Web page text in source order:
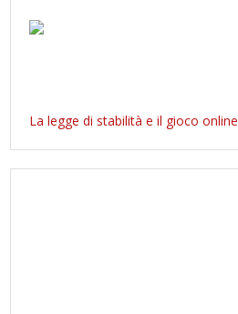
La legge di stabilità e il gioco online